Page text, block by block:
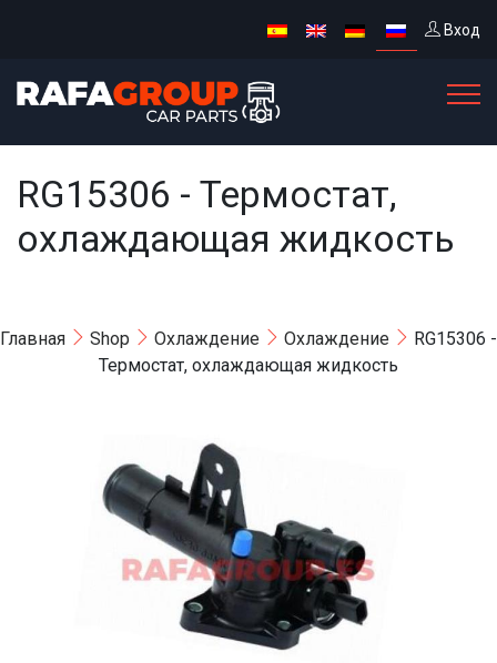
Вход
RG15306 - Термостат,
охлаждающая жидкость
Главная Shop Oхлаждение Охлаждение
RG15306 -
Термостат, охлаждающая жидкость